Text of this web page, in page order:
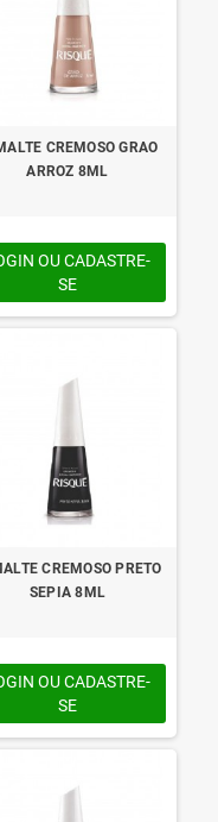
CREMOSO GRAO
ARROZ 8ML
OU CADASTRE-
SE
CREMOSO PRETO
SEPIA 8ML
OU CADASTRE-
SE